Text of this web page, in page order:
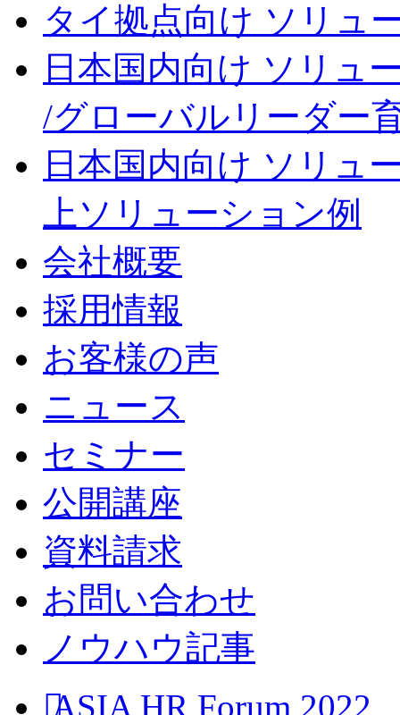
タイ拠点向け ソリュ
日本国内向け ソリュ
/グローバルリーダー
日本国内向け ソリュ
上ソリューション例
会社概要
採用情報
お客様の声
ニュース
セミナー
公開講座
資料請求
お問い合わせ
ノウハウ記事
ASIA HR Forum 2022